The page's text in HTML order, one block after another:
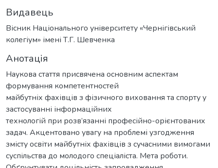
Видавець
Вісник Національного університету «Чернігівський
колегіум» імені Т.Г. Шевченка
Анотація
Наукова стаття присвячена основним аспектам
формування компетентностей
майбутніх фахівців з фізичного виховання та спорту у
застосуванні інформаційних
технологій при розв’язанні професійно-орієнтованих
задач. Акцентовано увагу на проблемі узгодження
змісту освіти майбутніх фахівців з сучасними вимогами
суспільства до молодого спеціаліста. Мета роботи.